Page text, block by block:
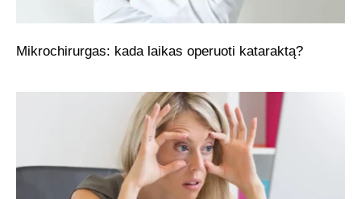
Mikrochirurgas: kada laikas operuoti kataraktą?